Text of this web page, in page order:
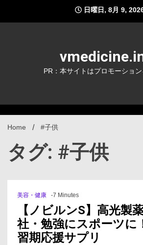
content
日曜日, 8月 9,
PR：本サイトはプロモーショ
Home #子供
タグ: #子供
美容・健康 -7 Minutes
【ノビルンS】高光製
社・勉強にスポーツに
習期応援サプリ